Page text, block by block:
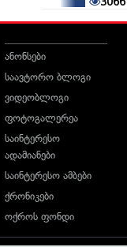
ანონსები
საავტორო ბლოგი
ვიდეობლოგი
ფოტოგალერეა
საინტერესო
ადამიანები
საინტერესო ამბები
ქრონიკები
ოქროს ფონდი